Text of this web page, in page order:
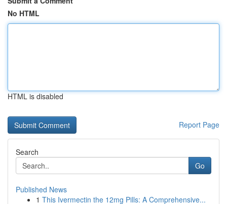
No HTML
HTML is disabled
Report Page
Search
Go
Published News
1 This Ivermectin the 12mg Pills: A Comprehensive...